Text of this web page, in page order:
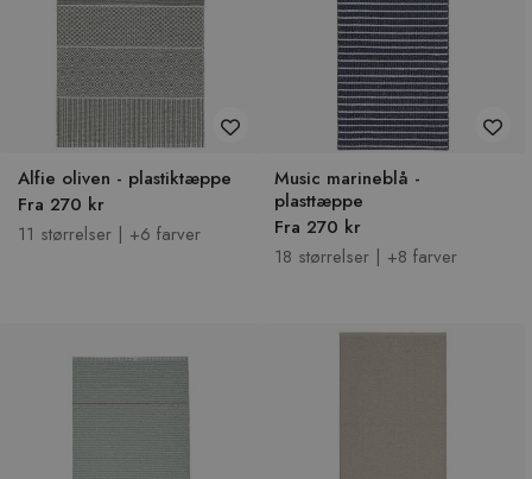
Alfie oliven - plastiktæppe
Fra 270 kr
11 størrelser | +6 farver
Music marineblå -
plasttæppe
Fra 270 kr
18 størrelser | +8 farver